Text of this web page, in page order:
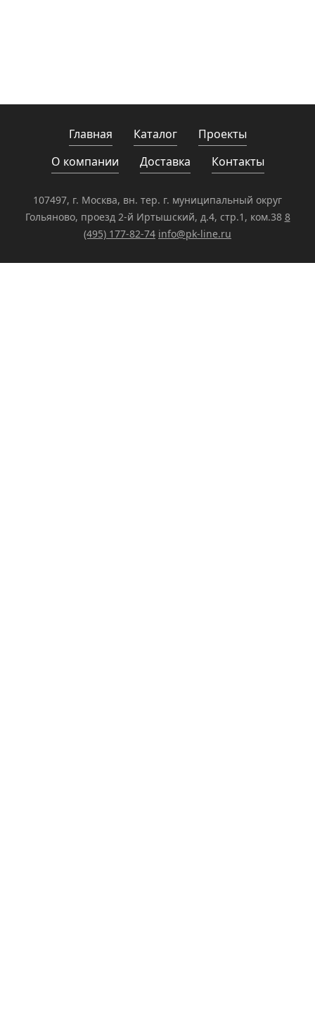
Главная Каталог
Проекты
О компании
Доставка Контакты
107497, г. Москва, вн. тер. г. муниципальный округ
Гольяново, проезд 2-й Иртышский, д.4, стр.1, ком.38 8
(495) 177-82-74 info@pk-line.ru